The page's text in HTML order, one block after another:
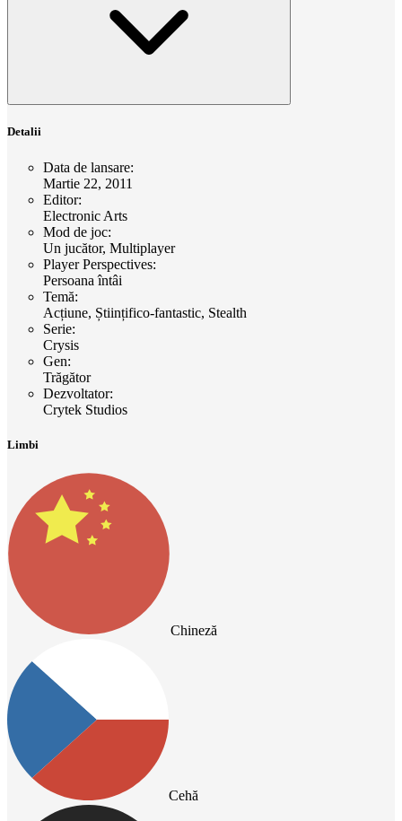
Detalii
Data de lansare:
Martie 22, 2011
Editor:
Electronic Arts
Mod de joc:
Un jucător, Multiplayer
Player Perspectives:
Persoana întâi
Temă:
Acțiune, Științifico-fantastic, Stealth
Serie:
Crysis
Gen:
Trăgător
Dezvoltator:
Crytek Studios
Limbi
Chineză
Cehă